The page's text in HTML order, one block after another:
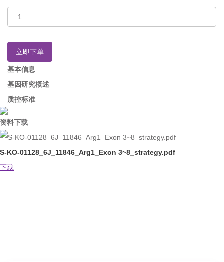
立即下单
基本信息
基因研究概述
质控标准
资料下载
S-KO-01128_6J_11846_Arg1_Exon 3~8_strategy.pdf
下载